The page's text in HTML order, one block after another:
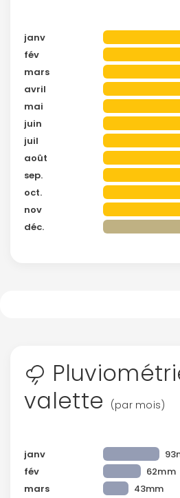
janv
fév
mars
avril
mai
juin
juil
août
sep.
oct.
nov
déc.
valette
(par mois)
janv
fév
62mm
mars
43mm